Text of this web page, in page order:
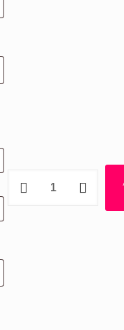
Personalizada